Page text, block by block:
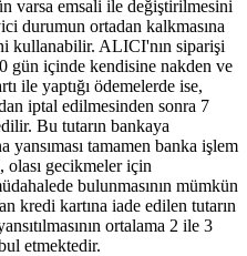
varsa emsali ile değiştirilmesini
durumun ortadan kalkmasına
kullanabilir. ALICI'nın siparişi
gün içinde kendisine nakden ve
ile yaptığı ödemelerde ise,
iptal edilmesinden sonra 7
Bu tutarın bankaya
yansıması tamamen banka işlem
gecikmeler için
bulunmasının mümkün
kredi kartına iade edilen tutarın
ortalama 2 ile 3
etmektedir.